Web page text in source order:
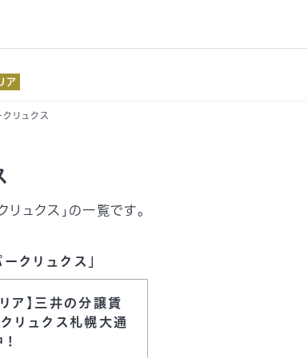
ア
クリュクス
ュクス」の一覧です。
クリュクス」
ア】三井の分譲賃
リュクス札幌大通